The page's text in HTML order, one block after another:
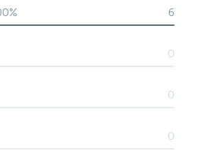
6
0
0
0